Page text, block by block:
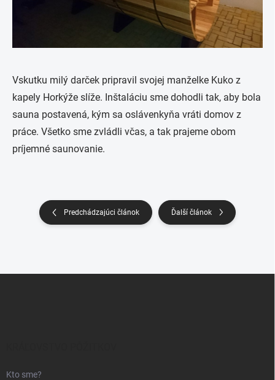
Vskutku milý darček pripravil svojej manželke Kuko z
kapely Horkýže slíže. Inštaláciu sme dohodli tak, aby bola
sauna postavená, kým sa oslávenkyňa vráti domov z
práce. Všetko sme zvládli včas, a tak prajeme obom
príjemné saunovanie.
Predchádzajúci článok Ďalší článok
Kto sme?